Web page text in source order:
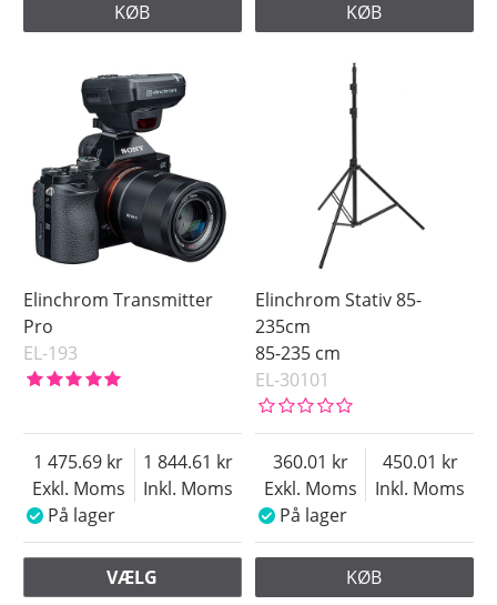
KØB KØB
Elinchrom Transmitter
Pro
EL-193
Exkl. Moms
1 475.69
Inkl. Moms
1 844.61
På lager
VÆLG
Elinchrom Stativ 85-
235cm
85-235 cm
EL-30101
Exkl. Moms
360.01
Inkl. Moms
450.01
På lager
KØB